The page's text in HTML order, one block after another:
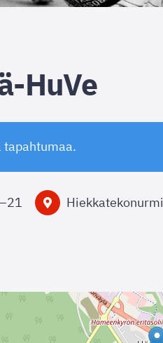
HuVe
tapahtumaa.
–21 Hiekkatekonurmi